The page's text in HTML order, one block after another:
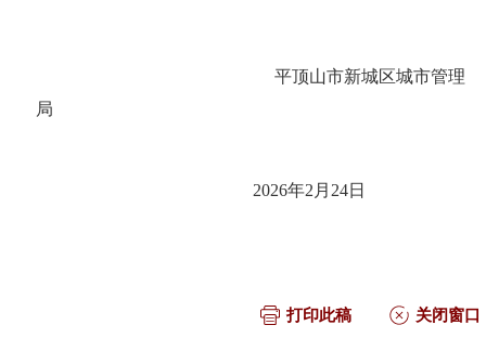
平顶山市新城区城市管理
局
2026年2月24日
打印此稿 关闭窗口